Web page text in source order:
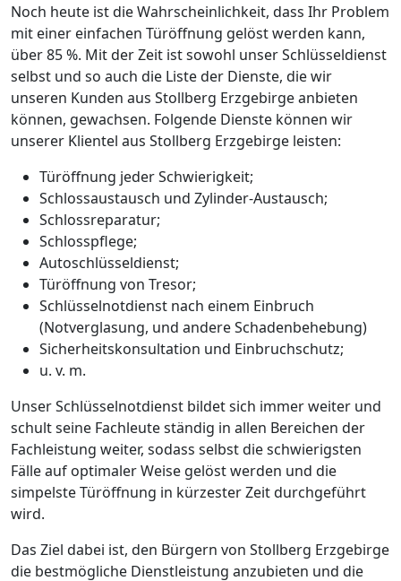
Noch heute ist die Wahrscheinlichkeit, dass Ihr Problem
mit einer einfachen Türöffnung gelöst werden kann,
über 85 %. Mit der Zeit ist sowohl unser Schlüsseldienst
selbst und so auch die Liste der Dienste, die wir
unseren Kunden aus Stollberg Erzgebirge anbieten
können, gewachsen. Folgende Dienste können wir
unserer Klientel aus Stollberg Erzgebirge leisten:
Türöffnung jeder Schwierigkeit;
Schlossaustausch und Zylinder-Austausch;
Schlossreparatur;
Schlosspflege;
Autoschlüsseldienst;
Türöffnung von Tresor;
Schlüsselnotdienst nach einem Einbruch
(Notverglasung, und andere Schadenbehebung)
Sicherheitskonsultation und Einbruchschutz;
u. v. m.
Unser Schlüsselnotdienst bildet sich immer weiter und
schult seine Fachleute ständig in allen Bereichen der
Fachleistung weiter, sodass selbst die schwierigsten
Fälle auf optimaler Weise gelöst werden und die
simpelste Türöffnung in kürzester Zeit durchgeführt
wird.
Das Ziel dabei ist, den Bürgern von Stollberg Erzgebirge
die bestmögliche Dienstleistung anzubieten und die